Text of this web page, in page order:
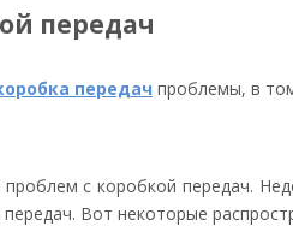
передач
передач проблемы, в
с коробкой передач.
Вот некоторые